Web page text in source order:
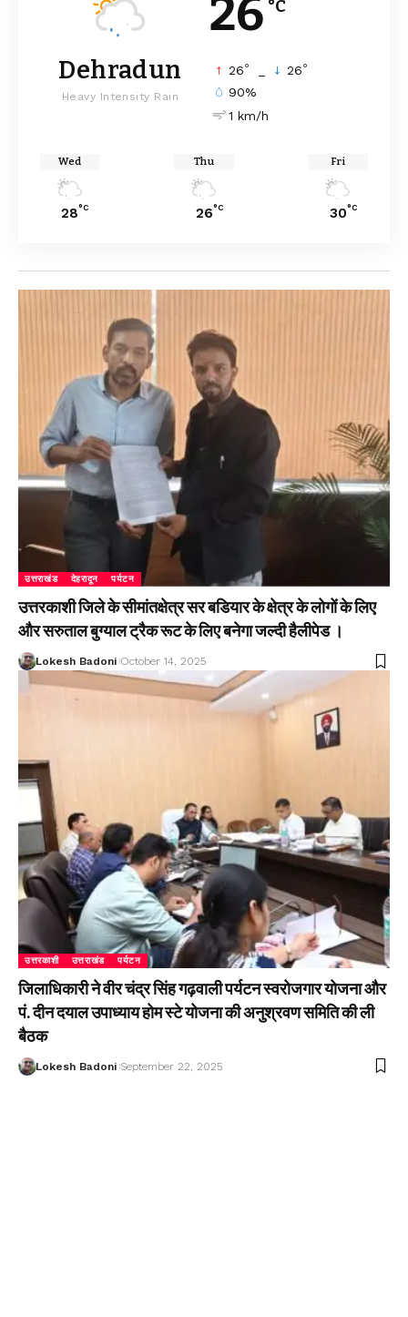
26 °C
Dehradun
Heavy Intensity Rain
26° 26°
90%
1 km/h
Wed
28°C
Thu
26°C
Fri
30°C
उत्तराखंड देहरादून पर्यटन
उत्तरकाशी जिले के सीमांतक्षेत्र सर बडियार के क्षेत्र के लोगों के लिए
और सरुताल बुग्याल ट्रैक रूट के लिए बनेगा जल्दी हैलीपेड ।
Lokesh Badoni October 14, 2025
उत्तरकाशी उत्तराखंड पर्यटन
जिलाधिकारी ने वीर चंद्र सिंह गढ़वाली पर्यटन स्वरोजगार योजना और
पं. दीन दयाल उपाध्याय होम स्टे योजना की अनुश्रवण समिति की ली
बैठक
Lokesh Badoni September 22, 2025